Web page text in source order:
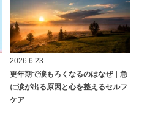
2026.6.23
更年期で涙もろくなるのはなぜ｜急
に涙が出る原因と心を整えるセルフ
ケア